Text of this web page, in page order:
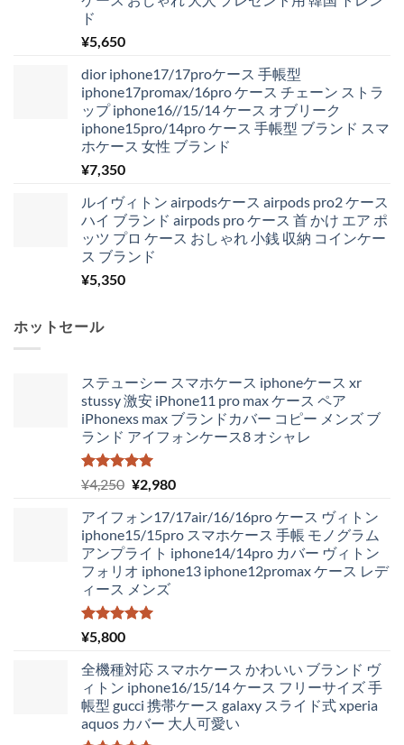
ド
¥5,650
dior iphone17/17proケース 手帳型
iphone17promax/16pro ケース チェーン ストラ
ップ iphone16//15/14 ケース オブリーク
iphone15pro/14pro ケース 手帳型 ブランド スマ
ホケース 女性 ブランド
¥7,350
ルイヴィトン airpodsケース airpods pro2 ケース
ハイ ブランド airpods pro ケース 首 かけ エア ポ
ッツ プロ ケース おしゃれ 小銭 収納 コインケー
ス ブランド
¥5,350
ホットセール
ステューシー スマホケース iphoneケース xr
stussy 激安 iPhone11 pro max ケース ペア
iPhonexs max ブランドカバー コピー メンズ ブ
ランド アイフォンケース8 オシャレ
5段階中
5.00
の評価
¥4,250 元
価
格
は
¥4,250
で
し
¥2,980現
の
価
格
は
アイフォン17/17air/16/16pro ケース ヴィトン
iphone15/15pro スマホケース 手帳 モノグラム
アンプライト iphone14/14pro カバー ヴィトン
フォリオ iphone13 iphone12promax ケース レデ
ィース メンズ
5段階中
5.00
¥5,800
全機種対応 スマホケース かわいい ブランド ヴ
ィトン iphone16/15/14 ケース フリーサイズ 手
帳型 gucci 携帯ケース galaxy スライド式 xperia
aquos カバー 大人可愛い